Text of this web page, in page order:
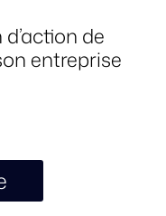
de
entreprise